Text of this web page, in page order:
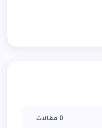
0 مقالات